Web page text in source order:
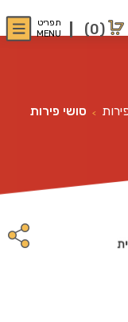
(0)
תפריט
MENU
> סושי פירות